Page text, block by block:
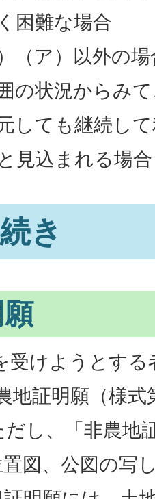
困難な場合
）（ア）以外の
の状況からみ
しても継続し
見込まれる場合
き
願
受けようとす
地証明願（様
し、「非農地
図、公図の写